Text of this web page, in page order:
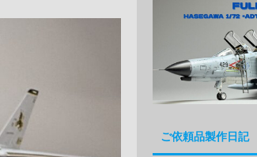
ご依頼品製作日